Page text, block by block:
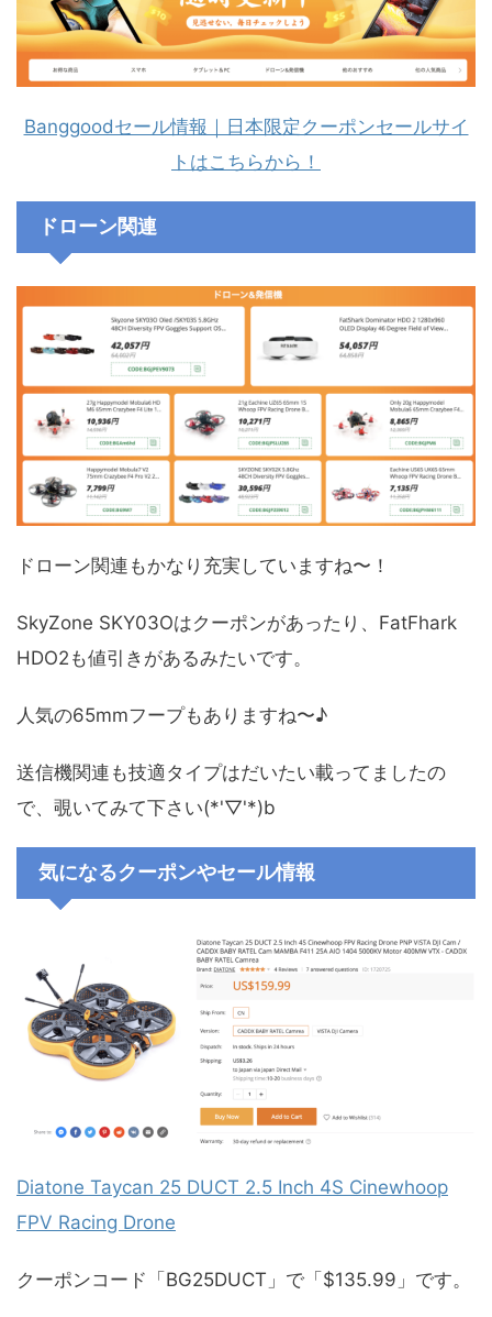
Banggoodセール情報｜日本限定クーポンセールサイ
トはこちらから！
ドローン関連
ドローン関連もかなり充実していますね〜！
SkyZone SKY03Oはクーポンがあったり、FatFhark
HDO2も値引きがあるみたいです。
人気の65mmフープもありますね〜♪
送信機関連も技適タイプはだいたい載ってましたの
で、覗いてみて下さい(*'▽'*)b
気になるクーポンやセール情報
Diatone Taycan 25 DUCT 2.5 Inch 4S Cinewhoop
FPV Racing Drone
クーポンコード「BG25DUCT」で「$135.99」です。